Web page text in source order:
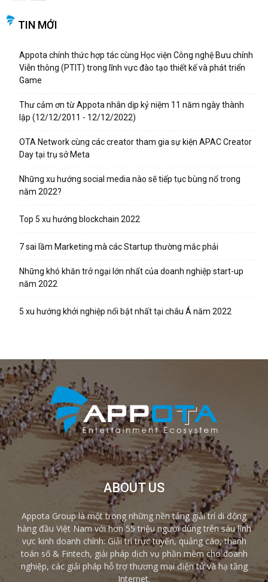
TIN MỚI
Appota chính thức hợp tác cùng Học viện Công nghệ Bưu chính
Viễn thông (PTIT) trong lĩnh vực đào tạo thiết kế và phát triển
Game
Thư cảm ơn từ Appota nhân dịp kỷ niệm 11 năm ngày thành
lập (12/12/2011 - 12/12/2022)
OTA Network cùng các creator tham gia sự kiện APAC Creator
Day tại trụ sở Meta
Những xu hướng social media nào sẽ tiếp tục bùng nổ trong
năm 2022?
Top 5 xu hướng blockchain 2022
7 sai lầm Marketing mà các Startup thường mắc phải
Những khó khăn trở ngại lớn nhất của doanh nghiệp start-up
năm 2022
5 xu hướng khởi nghiệp nổi bật nhất tại châu Á năm 2022
ABOUT US
Appota Group là một trong những nền tảng giải trí di động
hàng đầu Việt Nam với hơn 55 triệu người dùng trên sáu lĩnh
vực kinh doanh chính: Giải trí trực tuyến, quảng cáo, thanh
toán số & Fintech, giải pháp dịch vụ phần mềm cho doanh
nghiệp, các giải pháp hỗ trợ thương mại điện tử và hạ tầng
Internet.